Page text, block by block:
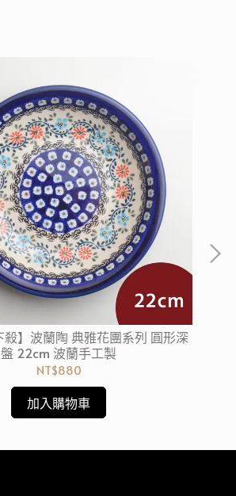
殺】波蘭陶 典雅花團系列 圓形深
盤 22cm 波蘭手工製
NT$880
加入購物車